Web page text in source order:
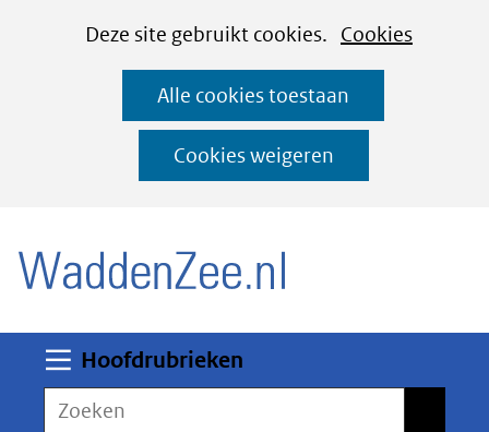
CookiesDeze site gebruikt cookies. Cookies
deze
worden
toegestaan
Alle cookies toestaan
Cookies weigeren
Ga
naar
de
inhoud
Hoofdrubrieken
Zoeken